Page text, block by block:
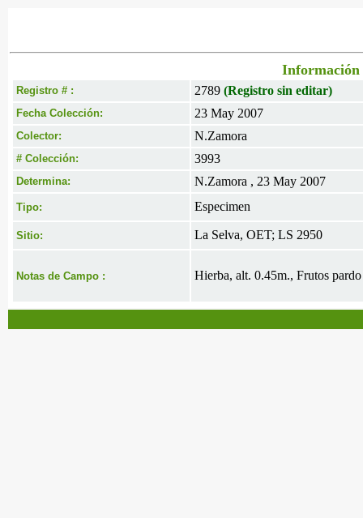
Información
Registro # : 2789 (Registro sin editar)
Fecha Colección: 23 May 2007
Colector: N.Zamora
# Colección: 3993
Determina: N.Zamora , 23 May 2007
Tipo: Especimen
Sitio: La Selva, OET; LS 2950
Notas de Campo : Hierba, alt. 0.45m., Frutos